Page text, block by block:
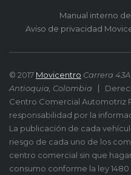
Manual interno
Aviso de privacidad
© 2017 Movicentro Carrera
Antioquia, Colombia
Centro Comercial Automotriz
responsabilidad por la
La publicación de cada
riesgo de cada uno de los
centro comercial sin que
consumo conforme la ley